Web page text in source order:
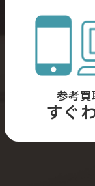
参考
すぐ